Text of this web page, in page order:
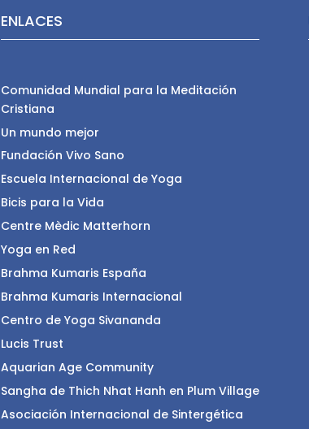
ENLACES
Comunidad Mundial para la Meditación
Cristiana
Un mundo mejor
Fundación Vivo Sano
Escuela Internacional de Yoga
Bicis para la Vida
Centre Mèdic Matterhorn
Yoga en Red
Brahma Kumaris España
Brahma Kumaris Internacional
Centro de Yoga Sivananda
Lucis Trust
Aquarian Age Community
Sangha de Thich Nhat Hanh en Plum Village
Asociación Internacional de Sintergética